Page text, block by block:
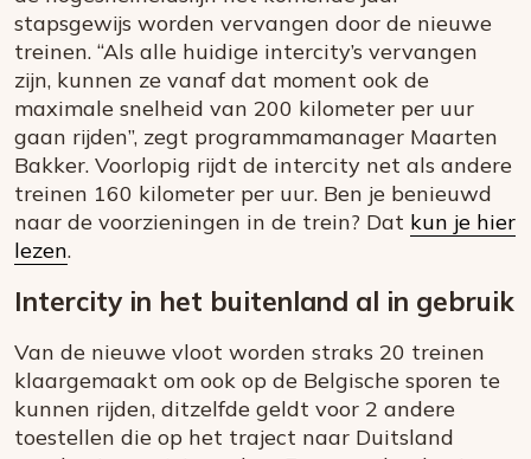
stapsgewijs worden vervangen door de nieuwe
treinen. “Als alle huidige intercity’s vervangen
zijn, kunnen ze vanaf dat moment ook de
maximale snelheid van 200 kilometer per uur
gaan rijden”, zegt programmamanager Maarten
Bakker. Voorlopig rijdt de intercity net als andere
treinen 160 kilometer per uur. Ben je benieuwd
naar de voorzieningen in de trein? Dat kun je hier
lezen.
Intercity in het buitenland al in gebruik
Van de nieuwe vloot worden straks 20 treinen
klaargemaakt om ook op de Belgische sporen te
kunnen rijden, ditzelfde geldt voor 2 andere
toestellen die op het traject naar Duitsland